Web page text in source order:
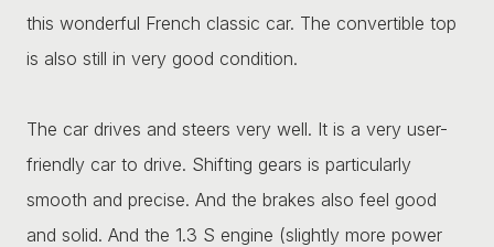
this wonderful French classic car. The convertible top
is also still in very good condition.
The car drives and steers very well. It is a very user-
friendly car to drive. Shifting gears is particularly
smooth and precise. And the brakes also feel good
and solid. And the 1.3 S engine (slightly more power